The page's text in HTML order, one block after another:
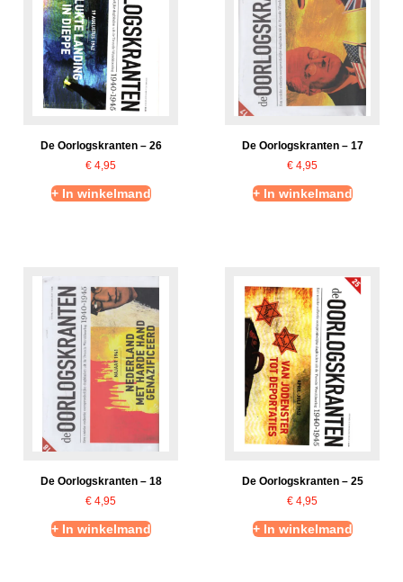
De Oorlogskranten – 26
€ 4,95
+ In winkelmand
De Oorlogskranten – 17
€ 4,95
+ In winkelmand
De Oorlogskranten – 18
€ 4,95
+ In winkelmand
De Oorlogskranten – 25
€ 4,95
+ In winkelmand